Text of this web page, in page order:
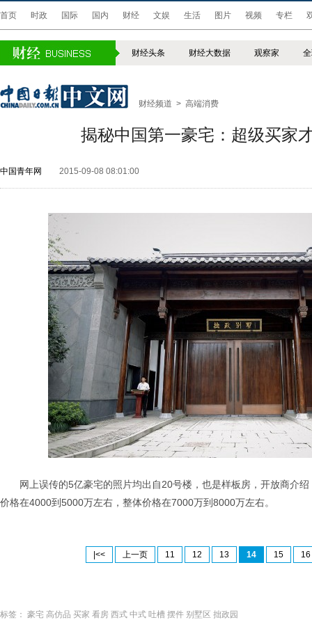
首页 时政 国际 国内 财经 文娱 生活 图片 视频 专栏
财经头条 财经大数据 观察家
财经频道 > 高端消费
揭秘中国第一豪宅：超级买家
中国青年网 2015-09-08 08:01:00
网上误传的5亿豪宅的照片均出自20号楼，也是样板房，开放商介
价格在4000到5000万左右，整体价格在7000万到8000万左右。
|<< 上一页 11 12 13 14 15 16
标签： 豪宅 高仿品 买家 看房 西式 中式 吐槽 摆件 别墅区 拙政园